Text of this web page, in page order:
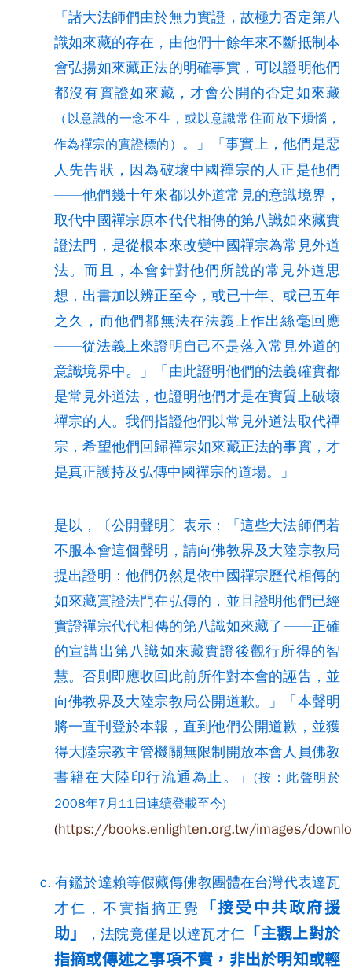
「諸大法師們由於無力實證，故極力否定第八
識如來藏的存在，由他們十餘年來不斷抵制本
會弘揚如來藏正法的明確事實，可以證明他們
都沒有實證如來藏，才會公開的否定如來藏
（以意識的一念不生，或以意識常住而放下煩惱，
作為禪宗的實證標的） 。」「事實上，他們是惡
人先告狀，因為破壞中國禪宗的人正是他們
——他們幾十年來都以外道常見的意識境界，
取代中國禪宗原本代代相傳的第八識如來藏實
證法門，是從根本來改變中國禪宗為常見外道
法。而且，本會針對他們所說的常見外道思
想，出書加以辨正至今，或已十年、或已五年
之久，而他們都無法在法義上作出絲毫回應
——從法義上來證明自己不是落入常見外道的
意識境界中。」「由此證明他們的法義確實都
是常見外道法，也證明他們才是在實質上破壞
禪宗的人。我們指證他們以常見外道法取代禪
宗，希望他們回歸禪宗如來藏正法的事實，才
是真正護持及弘傳中國禪宗的道場。」
是以，〔公開聲明〕表示：「這些大法師們若
不服本會這個聲明，請向佛教界及大陸宗教局
提出證明：他們仍然是依中國禪宗歷代相傳的
如來藏實證法門在弘傳的，並且證明他們已經
實證禪宗代代相傳的第八識如來藏了——正確
的宣講出第八識如來藏實證後觀行所得的智
慧。否則即應收回此前所作對本會的誣告，並
向佛教界及大陸宗教局公開道歉。」「本聲明
將一直刊登於本報，直到他們公開道歉，並獲
得大陸宗教主管機關無限制開放本會人員佛教
書籍在大陸印行流通為止。」 (按：此聲明於
2008年7月11日連續登載至今)
(https://books.enlighten.org.tw/images/
c. 有鑑於達賴等假藏傳佛教團體在台灣代表達瓦
才仁，不實指摘正覺
「接受中共政府援
助」
，法院竟僅是以達瓦才仁 「主觀上對於
指摘或傳述之事項不實，非出於明知或輕